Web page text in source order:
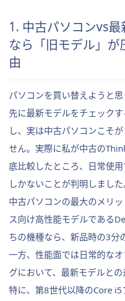
1. 中古パソコンvs
なら「旧モデル」
由
パソコンを買い替えようと
先に最新モデルをチェック
し、実は中古パソコンこそ
せん。実際に私が中古の
底比較したところ、日常使
しかないことが判明しました
中古パソコンの最大のメリ
ス向け高性能モデルである
ちの機種なら、新品時の3分
一方、性能面では日常的な
グにおいて、最新モデルと
特に、第8世代以降のCore